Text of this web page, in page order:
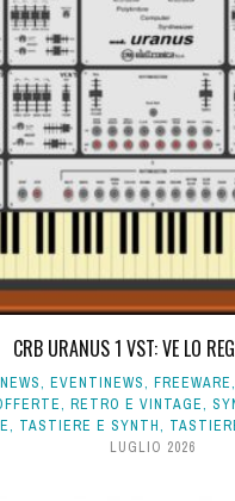
CRB URANUS 1 VST: VE LO
, EVENTINEWS, FREEWARE,
, RETRO E VINTAGE,
, TASTIERE E SYNTH,
LUGLIO 2026